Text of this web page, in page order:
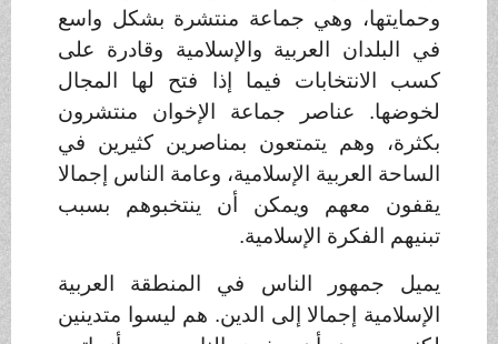
وحمايتها، وهي جماعة منتشرة بشكل واسع
في البلدان العربية والإسلامية وقادرة على
كسب الانتخابات فيما إذا فتح لها المجال
لخوضها. عناصر جماعة الإخوان منتشرون
بكثرة، وهم يتمتعون بمناصرين كثيرين في
الساحة العربية الإسلامية، وعامة الناس إجمالا
يقفون معهم ويمكن أن ينتخبوهم بسبب
تبنيهم الفكرة الإسلامية.
يميل جمهور الناس في المنطقة العربية
الإسلامية إجمالا إلى الدين. هم ليسوا متدينين